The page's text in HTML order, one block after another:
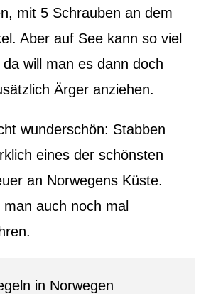
mit 5 Schrauben an dem
Aber auf See kann so viel
will man es dann doch
Ärger anziehen.
wunderschön: Stabben
eines der schönsten
an Norwegens Küste.
man auch noch mal
in Norwegen